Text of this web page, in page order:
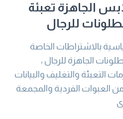
الجاهزة تعبئة
للرجال
بالاشتراطات الخاصة
الجاهزة للرجال ،
والتغليف والبيانات
العبوات الفردية والمجمعة